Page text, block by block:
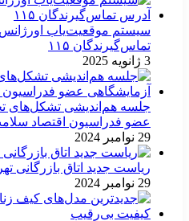
سیستم موقعیت‌یاب
تماس‌گیرندگان ۱۱۵
3 ژانویه 2025
جلسه هم‌اندیشی تشکل‌های
عضو فدراسیون اقتصاد
29 نوامبر 2024
ریاست جدید اتاق بازرگانی
29 نوامبر 2024